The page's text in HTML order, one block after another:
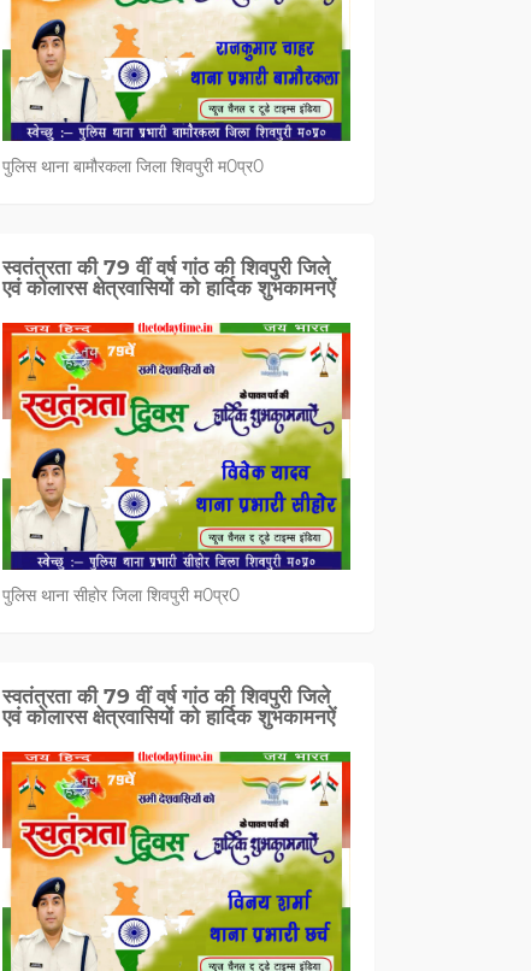
पुलिस थाना बामौरकला जिला शिवपुरी म0प्र0
स्वतंत्रता की 79 वीं वर्ष गांठ की शिवपुरी जिले
एवं कोलारस क्षेत्रवासियों को हार्दिक शुभकामनऐं
पुलिस थाना सीहोर जिला शिवपुरी म0प्र0
स्वतंत्रता की 79 वीं वर्ष गांठ की शिवपुरी जिले
एवं कोलारस क्षेत्रवासियों को हार्दिक शुभकामनऐं